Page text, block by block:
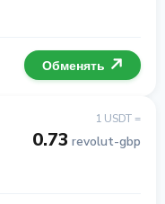
Обменять
1 USDT =
0.73 revolut-gbp